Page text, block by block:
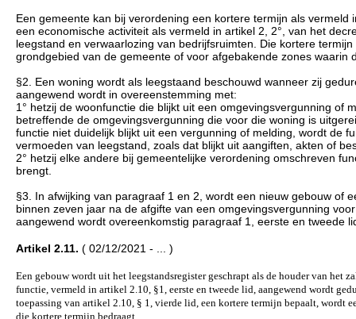
Een gemeente kan bij verordening een kortere termijn als
een economische activiteit als vermeld in artikel 2, 2°, van het
leegstand en verwaarlozing van bedrijfsruimten. Die kortere
grondgebied van de gemeente of voor afgebakende zones
§2. Een woning wordt als leegstaand beschouwd wanneer zij
aangewend wordt in overeenstemming met:
1° hetzij de woonfunctie die blijkt uit een omgevingsvergunning of
betreffende de omgevingsvergunning die voor die woning is
functie niet duidelijk blijkt uit een vergunning of melding, wordt de
vermoeden van leegstand, zoals dat blijkt uit aangiften, akten of
2° hetzij elke andere bij gemeentelijke verordening omschreven
brengt.
§3. In afwijking van paragraaf 1 en 2, wordt een nieuw gebouw of
binnen zeven jaar na de afgifte van een omgevingsvergunning
aangewend wordt overeenkomstig paragraaf 1, eerste en tweede
Artikel 2.11. ( 02/12/2021 - ... )
Een gebouw wordt uit het leegstandsregister geschrapt als de houder van
functie, vermeld in artikel 2.10, §1, eerste en tweede lid, aangewend wordt
toepassing van artikel 2.10, § 1, vierde lid, een kortere termijn bepaalt, wordt
die kortere termijn bedraagt.